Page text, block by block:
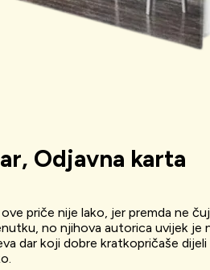
Odjavna karta
priče nije lako, jer premda ne
no njihova autorica uvijek je
dar koji dobre kratkopričaše